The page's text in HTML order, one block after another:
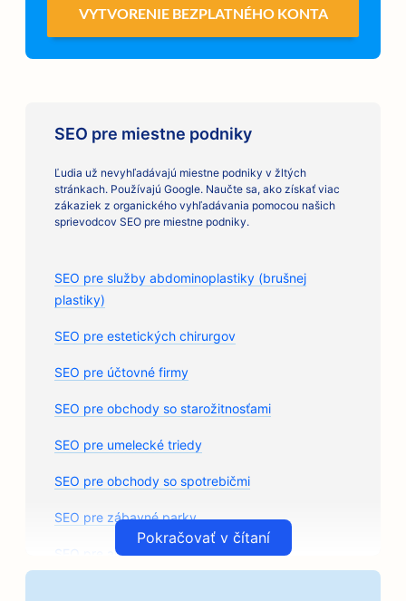
VYTVORENIE BEZPLATNÉHO KONTA
SEO pre miestne podniky
Ľudia už nevyhľadávajú miestne podniky v žltých
stránkach. Používajú Google. Naučte sa, ako získať viac
zákaziek z organického vyhľadávania pomocou našich
sprievodcov SEO pre miestne podniky.
SEO pre služby abdominoplastiky (brušnej
plastiky)
SEO pre estetických chirurgov
SEO pre účtovné firmy
SEO pre obchody so starožitnosťami
SEO pre umelecké triedy
SEO pre obchody so spotrebičmi
SEO pre zábavné parky
SEO pre arkády
Pokračovať v čítaní